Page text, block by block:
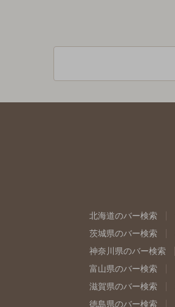
北海道のバー検索
茨城県のバー検索
神奈川県のバー検索
富山県のバー検索
滋賀県のバー検索
徳島県のバー検索